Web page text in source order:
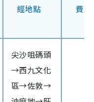
經地點
費
尖沙咀碼頭
→西九文化
區→佐敦→